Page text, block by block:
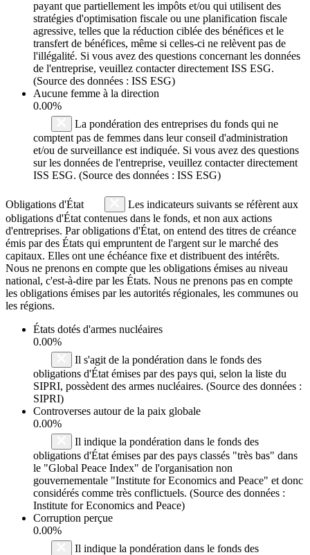
payant que partiellement les impôts et/ou qui utilisent des
stratégies d'optimisation fiscale ou une planification fiscale
agressive, telles que la réduction ciblée des bénéfices et le
transfert de bénéfices, même si celles-ci ne relèvent pas de
l'illégalité. Si vous avez des questions concernant les données
de l'entreprise, veuillez contacter directement ISS ESG.
(Source des données : ISS ESG)
Aucune femme à la direction
0.00%
La pondération des entreprises du fonds qui ne
comptent pas de femmes dans leur conseil d'administration
et/ou de surveillance est indiquée. Si vous avez des questions
sur les données de l'entreprise, veuillez contacter directement
ISS ESG. (Source des données : ISS ESG)
Obligations d'État
Les indicateurs suivants se réfèrent aux
obligations d'État contenues dans le fonds, et non aux actions
d'entreprises. Par obligations d'État, on entend des titres de créance
émis par des États qui empruntent de l'argent sur le marché des
capitaux. Elles ont une échéance fixe et distribuent des intérêts.
Nous ne prenons en compte que les obligations émises au niveau
national, c'est-à-dire par les États. Nous ne prenons pas en compte
les obligations émises par les autorités régionales, les communes ou
les régions.
États dotés d'armes nucléaires
0.00%
Il s'agit de la pondération dans le fonds des
obligations d'État émises par des pays qui, selon la liste du
SIPRI, possèdent des armes nucléaires. (Source des données :
SIPRI)
Controverses autour de la paix globale
0.00%
Il indique la pondération dans le fonds des
obligations d'État émises par des pays classés "très bas" dans
le "Global Peace Index" de l'organisation non
gouvernementale "Institute for Economics and Peace" et donc
considérés comme très conflictuels. (Source des données :
Institute for Economics and Peace)
Corruption perçue
0.00%
Il indique la pondération dans le fonds des